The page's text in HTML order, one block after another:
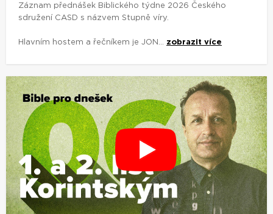
Záznam přednášek Biblického týdne 2026 Českého
sdružení CASD s názvem Stupně víry.
Hlavním hostem a řečníkem je JON... zobrazit více